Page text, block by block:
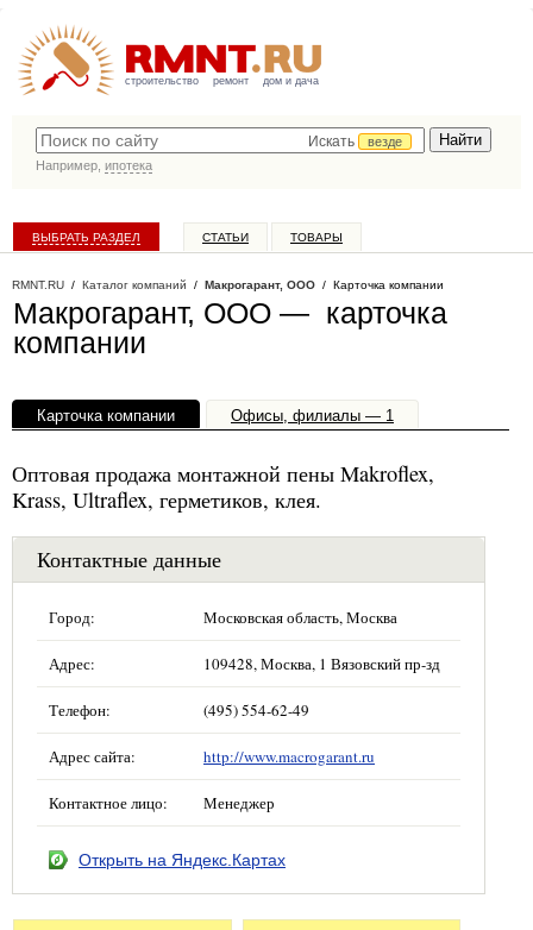
строительство ремонт дом и дача
Искать
везде
Например, ипотека
ВЫБРАТЬ РАЗДЕЛ СТАТЬИ ТОВАРЫ
RMNT.RU / Каталог компаний / Макрогарант, ООО / Карточка компании
Макрогарант, ООО — карточка
компании
Карточка компании Офисы, филиалы — 1
Оптовая продажа монтажной пены Makroflex,
Krass, Ultraflex, герметиков, клея.
Контактные данные
Город: Московская область, Москва
Адрес: 109428, Москва, 1 Вязовский пр-зд
Телефон: (495) 554-62-49
Адрес сайта: http://www.macrogarant.ru
Контактное лицо: Менеджер
Открыть на Яндекс.Картах